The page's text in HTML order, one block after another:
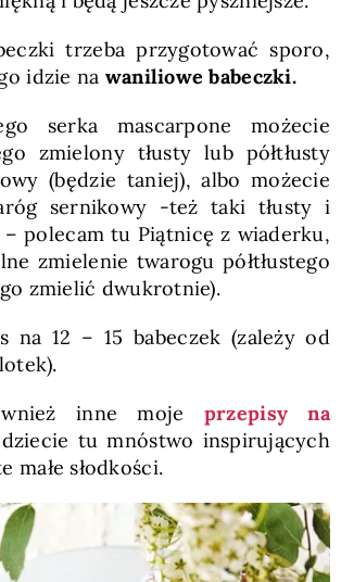
trzeba przygotować sporo,
idzie na waniliowe babeczki.
serka mascarpone możecie
zmielony tłusty lub półtłusty
(będzie taniej), albo możecie
sernikowy -też taki tłusty i
polecam tu Piątnicę z wiaderku,
zmielenie twarogu półtłustego
zmielić dwukrotnie).
na 12 – 15 babeczek (zależy od
inne moje przepisy na
tu mnóstwo inspirujących
małe słodkości.